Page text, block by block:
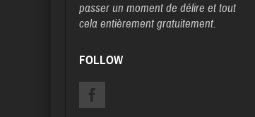
passer un moment de délire et tout
cela entièrement gratuitement.
FOLLOW